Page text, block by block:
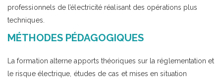
professionnels de l’électricité réalisant des opérations plus
techniques.
MÉTHODES PÉDAGOGIQUES
La formation alterne apports théoriques sur la réglementation et
le risque électrique, études de cas et mises en situation